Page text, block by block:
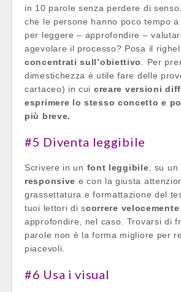
in 10 parole senza perdere di
che le persone hanno poco tempo
per leggere – approfondire –
agevolare il processo? Posa il
concentrati sull’obiettivo
. Per
dimestichezza è utile fare delle
cartaceo) in cui creare versioni
esprimere lo stesso concetto e
più breve.
#5 Diventa leggibile
Scrivere in un font leggibile , su un
responsive e con la giusta
grassettatura e formattazione del
tuoi lettori di scorrere velocemente
approfondire, nel caso. Trovarsi di
parole non è la forma migliore per
piacevoli.
#6 Usa i visual